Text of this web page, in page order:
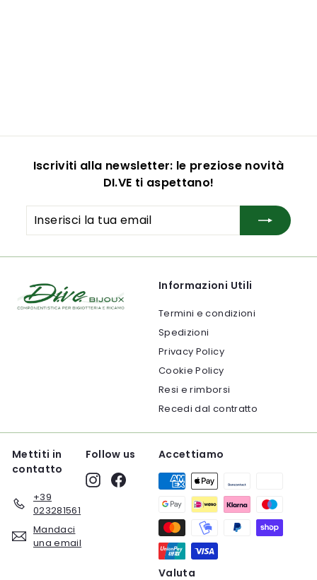
,
2
Iscriviti alla newsletter: le preziose novità
DI.VE ti aspettano!
Inserisci
la
email
Iscriviti
Informazioni Utili
Termini e condizioni
Spedizioni
Privacy Policy
Cookie Policy
Resi e rimborsi
Recedi dal contratto
Mettiti in
contatto
+39
023281561
Mandaci
una email
Follow us
InstagramFacebook
Accettiamo
Valuta